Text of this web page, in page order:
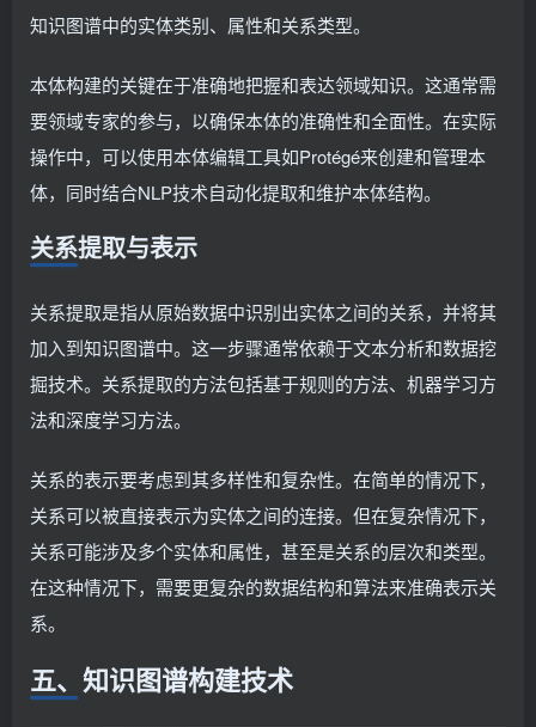
知识图谱中的实体类别、属性和关系类型。
本体构建的关键在于准确地把握和表达领域知识。这通常需
要领域专家的参与，以确保本体的准确性和全面性。在实际
操作中，可以使用本体编辑工具如Protégé来创建和管理本
体，同时结合NLP技术自动化提取和维护本体结构。
关系提取与表示
关系提取是指从原始数据中识别出实体之间的关系，并将其
加入到知识图谱中。这一步骤通常依赖于文本分析和数据挖
掘技术。关系提取的方法包括基于规则的方法、机器学习方
法和深度学习方法。
关系的表示要考虑到其多样性和复杂性。在简单的情况下，
关系可以被直接表示为实体之间的连接。但在复杂情况下，
关系可能涉及多个实体和属性，甚至是关系的层次和类型。
在这种情况下，需要更复杂的数据结构和算法来准确表示关
系。
五、知识图谱构建技术